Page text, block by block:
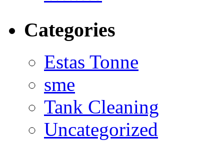
Categories
Estas Tonne
sme
Tank Cleaning
Uncategorized